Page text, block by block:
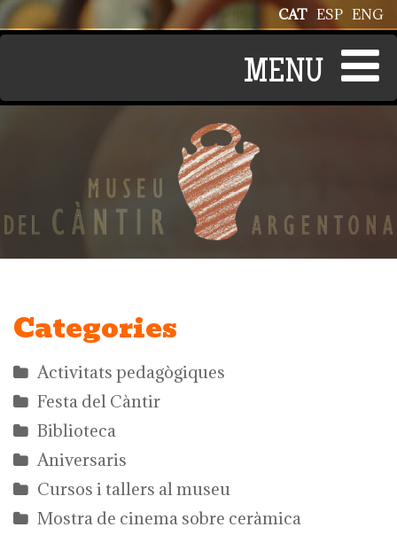
Vés al contingut ENG
ESP
CAT
Categories
Activitats pedagògiques
Festa del Càntir
Biblioteca
Aniversaris
Cursos i tallers al museu
Mostra de cinema sobre ceràmica